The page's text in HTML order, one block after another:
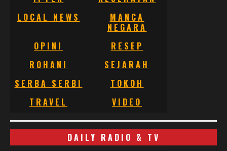
LOCAL NEWS
MANCA
NEGARA
OPINI
RESEP
ROHANI
SEJARAH
SERBA SERBI
TOKOH
TRAVEL
VIDEO
DAILY RADIO & TV